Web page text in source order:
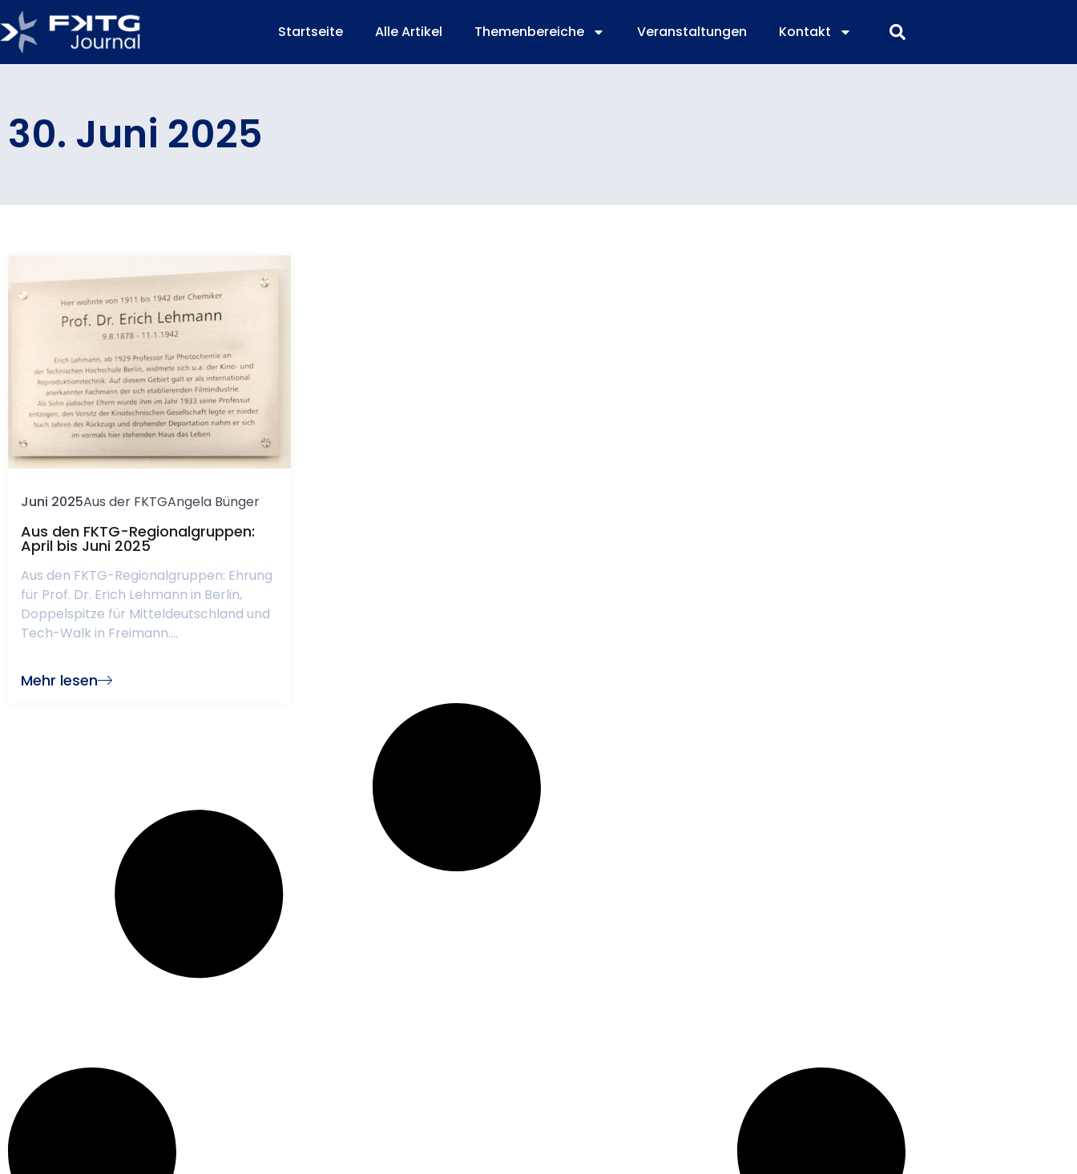
Startseite Alle Artikel Themenbereiche Veranstaltungen Kontakt
30. Juni 2025
Juni 2025Aus der FKTGAngela Bünger
Aus den FKTG-Regionalgruppen:
April bis Juni 2025
Aus den FKTG-Regionalgruppen: Ehrung
für Prof. Dr. Erich Lehmann in Berlin,
Doppelspitze für Mitteldeutschland und
Tech-Walk in Freimann....
Mehr lesen